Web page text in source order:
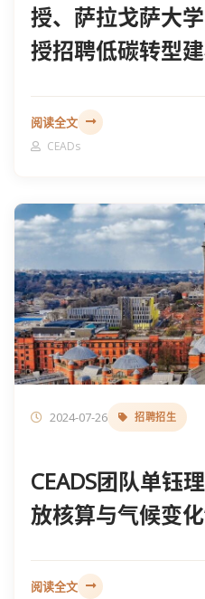
授、萨拉戈萨大
授招聘低碳转型
阅读全文
CEADs
2024-07-26 招聘招生
CEADS团队单钰
放核算与气候变
阅读全文